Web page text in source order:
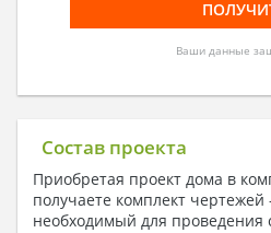
Ваши данные
Состав проекта
Приобретая проект дома в
получаете комплект чертежей
необходимый для проведения